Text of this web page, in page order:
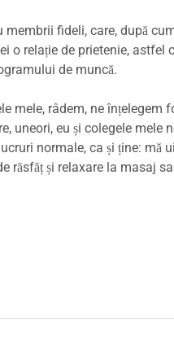
fideli, care, după
o relație de prietenie, astfel
de muncă.
mele, râdem, ne înțelegem
uneori, eu și colegele
normale, ca și ține:
răsfăț și relaxare la masaj